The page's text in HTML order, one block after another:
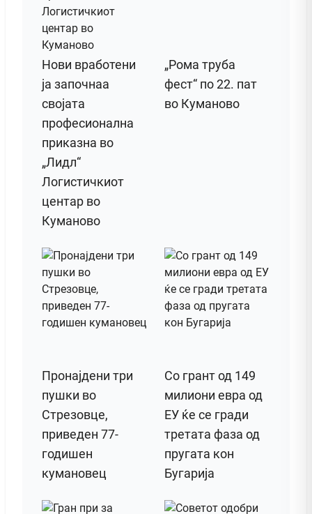
Нови вработени
ја започнаа
својата
професионална
приказна во
„Лидл“
Логистичкиот
центар во
Куманово
„Рома труба
фест“ по 22. пат
во Куманово
Пронајдени три
пушки во
Стрезовце,
приведен 77-
годишен
кумановец
Со грант од 149
милиони евра од
ЕУ ќе се гради
третата фаза од
пругата кон
Бугарија